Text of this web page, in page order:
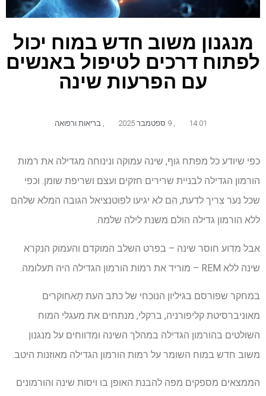
מנגנון משוב חדש במוח יכול
לפתוח דרכים לטיפול באנשים
עם הפרעות שינה
14:01 9 ספטמבר 2025 בריאות ורפואה
כפי שיודע כל מפתח גוף, שינה עמוקה ונינוחה מגדילה את רמות
הורמון הגדילה לבניית שרירים חזקים ועצם ושריפת שומן. וכפי
שכל נער צריך לדעת, הם לא יגיעו לפוטנציאל הגובה המלא שלהם
ללא הורמון גדילה הולם משנת לילה שלמה.
אבל מדוע חוסר שינה – בפרט השלב המוקדם והעמוק הנקרא
שינה ללא REM – מוריד את רמות הורמון הגדילה היה תעלומה.
במחקר שפורסם בגיליון הנוכחי של כתב העת תָאחוקרים
מאוניברסיטת קליפורניה, ברקלי, מנתחים את מעגלי המוח
השולטים בהורמון הגדילה במהלך השינה ומדווחים על מנגנון
משוב חדש במוח השומר על רמות הורמון הגדילה מאוזנות היטב.
הממצאים מספקים מפה להבנת האופן בו ויסות שינה והורמונים